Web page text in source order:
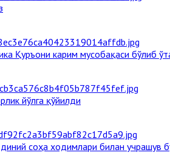
Қуръони карим мусобақаси бўлиб
йўлга қўйилди
соҳа ходимлари билан учрашув